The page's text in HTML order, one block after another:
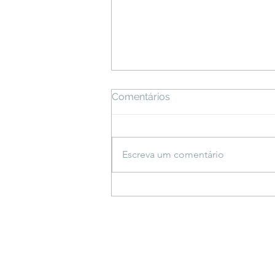
Comentários
Escreva um comentário